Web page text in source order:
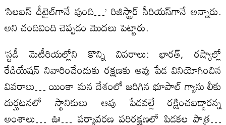
‘సిలబస్ డీటైల్‌గానే వుంది…’ రిజిస్ట్రార్ సీరియస్‌గానే అన్నారు.
అని చందివింది చెప్పడం మొదలు పెట్టారు.
‘స్టడీ మెటీరియల్లోని కొన్ని వివరాలు: భారత్, రష్యాల్లో
రేడియేషన్ నివారించేందుకు రక్షణకు ఆవు పేడ వినియోగించిన
వివరాలు… యింకా మన దేశంలో జరిగిన భూపాల్ గ్యాసు లీకు
దుర్ఘటనలో స్థానికులు ఆవు పేడవల్లే రక్షించబడ్డారన్న
అంశాలు… ఊ… పర్యావరణ పరిరక్షణలో పిడకల పాత్ర…